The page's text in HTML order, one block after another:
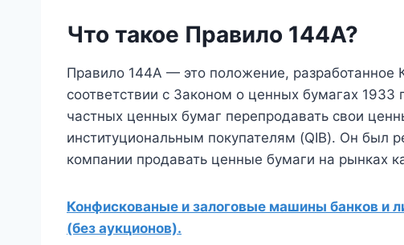
Что такое Правило 144А?
Правило 144A — это положение,
соответствии с Законом о ценных бумагах 1933
частных ценных бумаг перепродавать свои
институциональным покупателям (QIB). Он был
компании продавать ценные бумаги на рынках
Конфискованые и залоговые машины банков и
(без аукционов).